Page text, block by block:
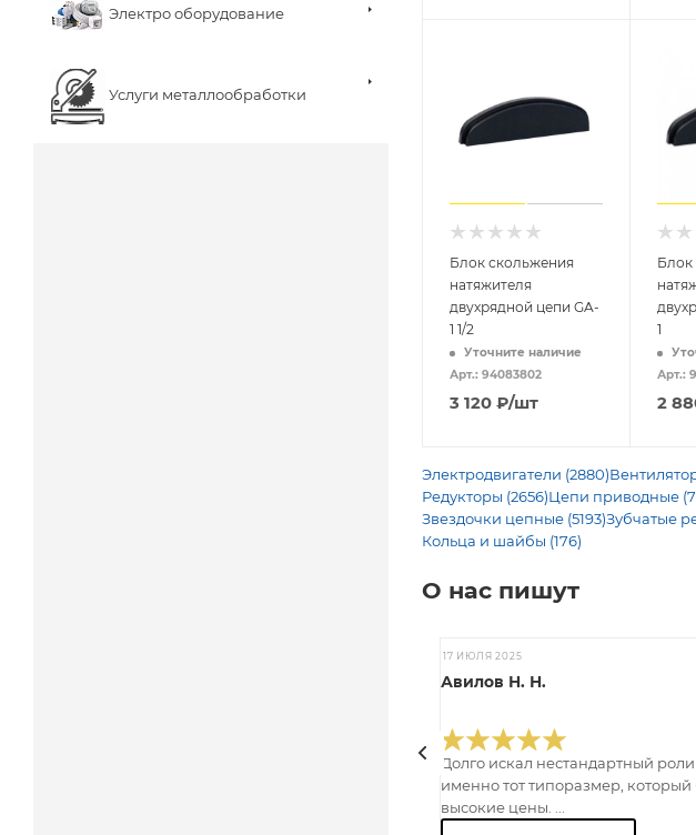
Электро оборудование
Услуги металлообработки
Блок скольжения
натяжителя
двухрядной цепи GA-
1 1/2
Уточните наличие
Арт.: 94083802
3 120 ₽/шт
Блок
1
Арт.:
2
Электродвигатели (2880)
Редукторы (2656)Цепи приводные
Звездочки цепные (5193)Зубчатые
Кольца и шайбы (176)
О нас пишут
17 ИЮЛЯ 2025
Авилов Н. Н.
Долго искал нестандартный
именно тот типоразмер,
высокие цены. ...